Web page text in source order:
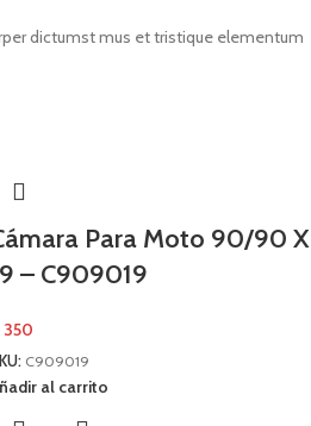
dictumst mus et tristique elementum
Para Moto 90/90 X
– C909019
350
C909019
al carrito